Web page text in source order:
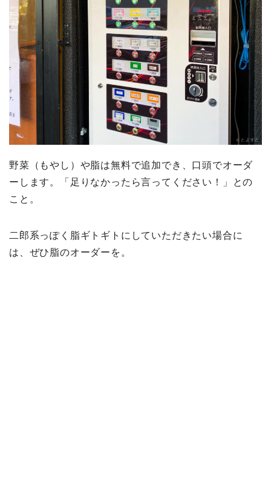
野菜（もやし）や脂は無料で追加でき、口頭でオーダ
ーします。「足りなかったら言ってください！」との
こと。
二郎系っぽく脂ギトギトにしていただきたい場合に
は、ぜひ脂のオーダーを。